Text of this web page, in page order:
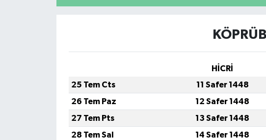
HİCRİ
25 Tem Cts
11 Safer 1448
26 Tem Paz
12 Safer 1448
27 Tem Pts
13 Safer 1448
28 Tem Sal
14 Safer 1448